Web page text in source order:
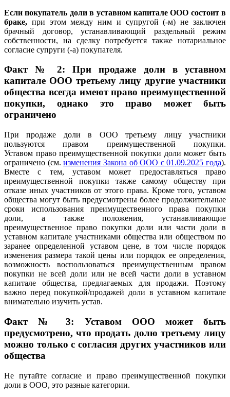
Если покупатель доли в уставном капитале ООО состоит в
браке, при этом между ним и супругой (-м) не заключен
брачный договор, устанавливающий раздельный режим
собственности, на сделку потребуется также нотариальное
согласие супруги (-а) покупателя.
Факт № 2: При продаже доли в уставном
капитале ООО третьему лицу другие участники
общества всегда имеют право преимущественной
покупки, однако это право может быть
ограничено
При продаже доли в ООО третьему лицу участники
пользуются правом преимущественной покупки.
Уставом право преимущественной покупки доли может быть
ограничено (см.изменения Закона об ООО с 01.09.2025 года).
Вместе с тем, уставом может предоставляться право
преимущественной покупки также самому обществу при
отказе иных участников от этого права. Кроме того, уставом
общества могут быть предусмотрены более продолжительные
сроки использования преимущественного права покупки
доли, а также положения, устанавливающие
преимущественное право покупки доли или части доли в
уставном капитале участниками общества или обществом по
заранее определенной уставом цене, в том числе порядок
изменения размера такой цены или порядок ее определения,
возможность воспользоваться преимущественным правом
покупки не всей доли или не всей части доли в уставном
капитале общества, предлагаемых для продажи. Поэтому
важно перед покупкой/продажей доли в уставном капитале
внимательно изучить устав.
Факт № 3: Уставом ООО может быть
предусмотрено, что продать долю третьему лицу
можно только с согласия других участников или
общества
Не путайте согласие и право преимущественной покупки
доли в ООО, это разные категории.